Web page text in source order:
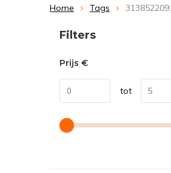
Home Tags
Sorteren op:
Filters
Prijs €
tot